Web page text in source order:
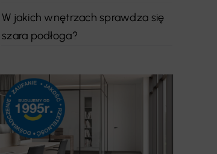
W jakich wnętrzach sprawdza się
szara podłoga?